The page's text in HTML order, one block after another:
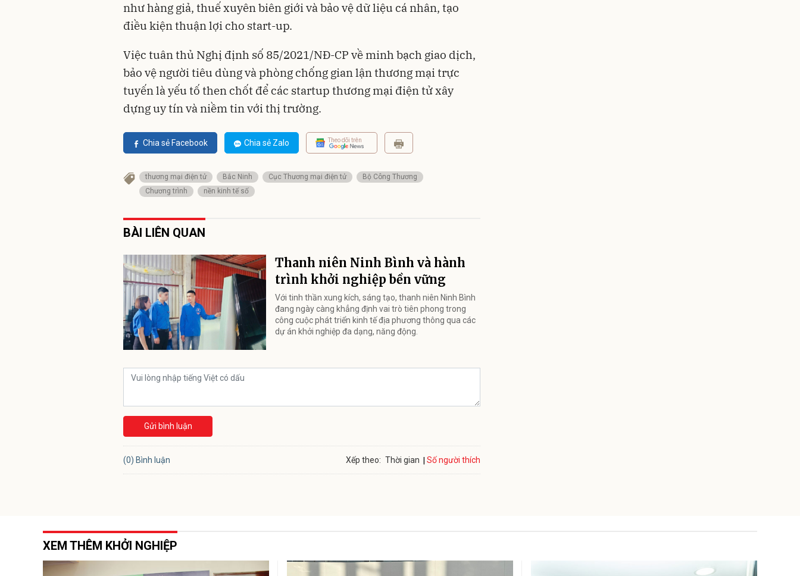
như hàng giả, thuế xuyên biên giới và bảo vệ dữ liệu cá nhân, tạo
điều kiện thuận lợi cho start-up.
Việc tuân thủ Nghị định số 85/2021/NĐ-CP về minh bạch giao dịch,
bảo vệ người tiêu dùng và phòng chống gian lận thương mại trực
tuyến là yếu tố then chốt để các startup thương mại điện tử xây
dựng uy tín và niềm tin với thị trường.
Chia sẻ Facebook Chia sẻ Zalo Theo dõi trên
thương mại điện tử Bắc Ninh Cục Thương mại điện tử
Bộ Công Thương
Chương trình
nền kinh tế số
BÀI LIÊN QUAN
Thanh niên Ninh Bình và hành
trình khởi nghiệp bền vững
Với tinh thần xung kích, sáng tạo, thanh niên Ninh Bình
đang ngày càng khẳng định vai trò tiên phong trong
công cuộc phát triển kinh tế địa phương thông qua các
dự án khởi nghiệp đa dạng, năng động.
Gửi bình luận
(0) Bình luận Xếp theo: Thời gian Số người thích
XEM THÊM KHỞI NGHIỆP